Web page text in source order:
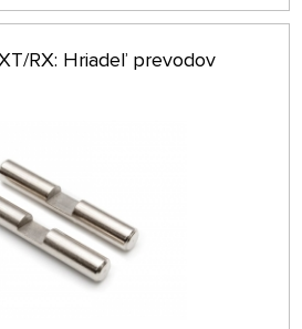
RX: Hriadeľ prevodov